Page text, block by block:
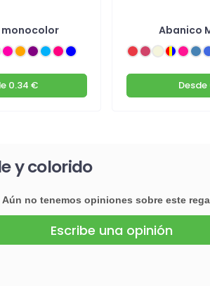
0.34 €
Abanico
Desde
y colorido
Aún no tenemos opiniones sobre este
Escribe una opinión